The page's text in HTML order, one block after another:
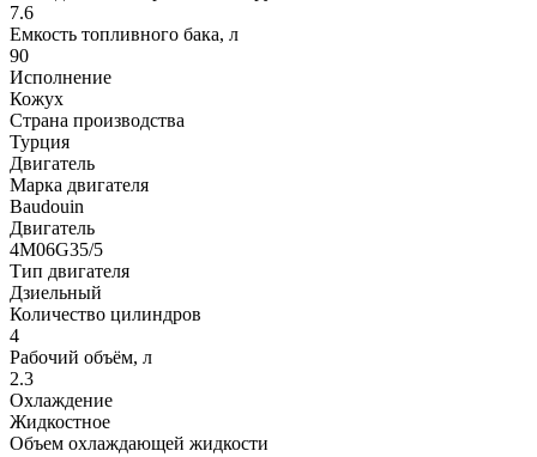
7.6
Емкость топливного бака, л
90
Исполнение
Кожух
Страна производства
Турция
Двигатель
Марка двигателя
Baudouin
Двигатель
4M06G35/5
Тип двигателя
Дзиельный
Количество цилиндров
4
Рабочий объём, л
2.3
Охлаждение
Жидкостное
Объем охлаждающей жидкости